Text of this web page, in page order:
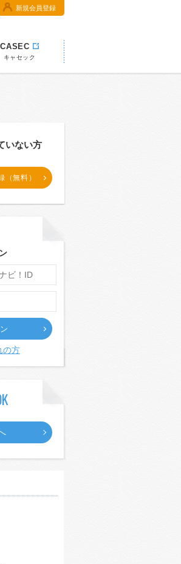
新規会員登録
CASEC
キャセック
いない方
（無料）
の方